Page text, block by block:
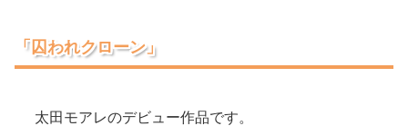
「囚われクローン」
太田モアレのデビュー作品です。